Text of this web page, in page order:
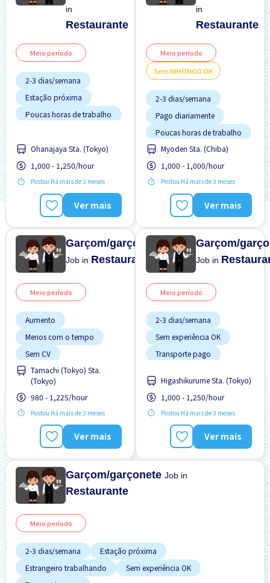
in
Restaurante
Meio período
2-3 dias/semana
Estação próxima
Poucas horas de trabalho
Turno FDS
Ohanajaya Sta. (Tokyo)
1,000 - 1,250/hour
Postou Há mais de 3 meses
Ver mais
in
Restaurante
Meio período
Sem NIHONGO OK
2-3 dias/semana
Pago diariamente
Poucas horas de trabalho
Sem "NIHONGO" OK
Transporte pago
Myoden Sta. (Chiba)
1,000 - 1,000/hour
Postou Há mais de 3 meses
Ver mais
Garçom/garçonete
Job in Restaurante
Meio período
Aumento
Menos com o tempo
Sem CV
Sem experiência OK
Transporte pago
Tamachi (Tokyo) Sta.
(Tokyo)
980 - 1,225/hour
Postou Há mais de 3 meses
Ver mais
Garçom/
Job in
Meio período
2-3 dias/semana
Sem experiência OK
Transporte pago
Higashikurume Sta. (Tokyo)
1,000 - 1,250/hour
Postou Há mais de 3 meses
Ver mais
Garçom/garçoneteJob in
Restaurante
Meio período
2-3 dias/semana
Estação próxima
Estrangeiro trabalhando
Sem experiência OK